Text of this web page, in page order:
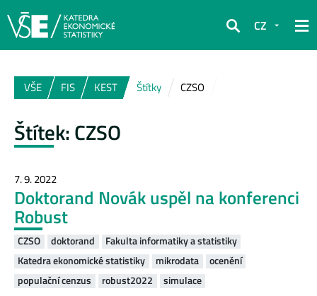
Hledat
CZ
VŠE FIS KEST Štítky CZSO
Štítek:CZSO
7. 9. 2022
Doktorand Novák uspěl na konferenci
Robust
CZSO doktorand
Fakulta informatiky a statistiky
Katedra ekonomické statistiky
mikrodata
ocenění
populační cenzus
robust2022 simulace